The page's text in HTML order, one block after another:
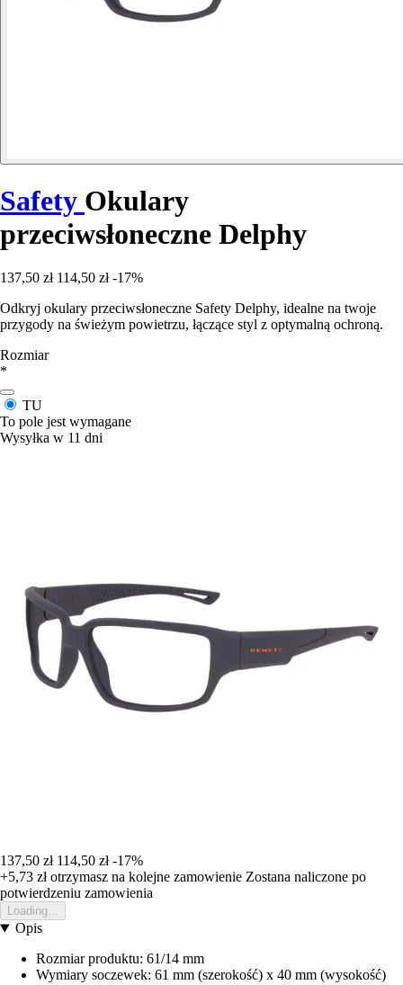
Safety Okulary
przeciwsłoneczne Delphy
137,50 zł 114,50 zł -17%
Odkryj okulary przeciwsłoneczne Safety Delphy, idealne na twoje
przygody na świeżym powietrzu, łączące styl z optymalną ochroną.
Rozmiar
*
TU
To pole jest wymagane
Wysyłka w 11 dni
137,50 zł 114,50 zł -17%
+5,73 złotrzymasz na kolejne zamowienie Zostana naliczone po
potwierdzeniu zamowienia
Loading...
Opis
Rozmiar produktu: 61/14 mm
Wymiary soczewek: 61 mm (szerokość) x 40 mm (wysokość)